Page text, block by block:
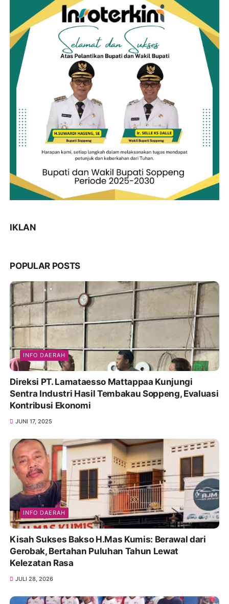
IKLAN
POPULAR POSTS
INFO DAERAH
Direksi PT. Lamataesso Mattappaa Kunjungi
Sentra Industri Hasil Tembakau Soppeng, Evaluasi
Kontribusi Ekonomi
JUNI 17, 2025
INFO DAERAH
Kisah Sukses Bakso H.Mas Kumis: Berawal dari
Gerobak, Bertahan Puluhan Tahun Lewat
Kelezatan Rasa
JULI 28, 2026